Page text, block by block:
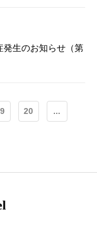
発生のお知らせ（第
20 ...